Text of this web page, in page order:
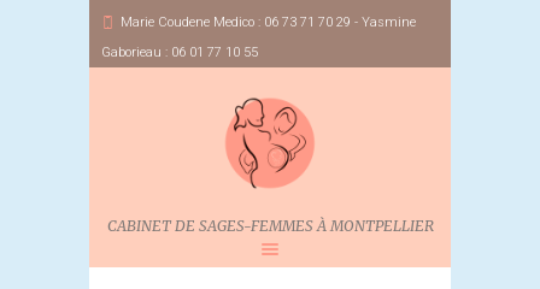
Marie Coudene Medico : 06 73 71 70 29 - Yasmine
Gaborieau : 06 01 77 10 55
CABINET DE SAGES-FEMMES À MONTPELLIER